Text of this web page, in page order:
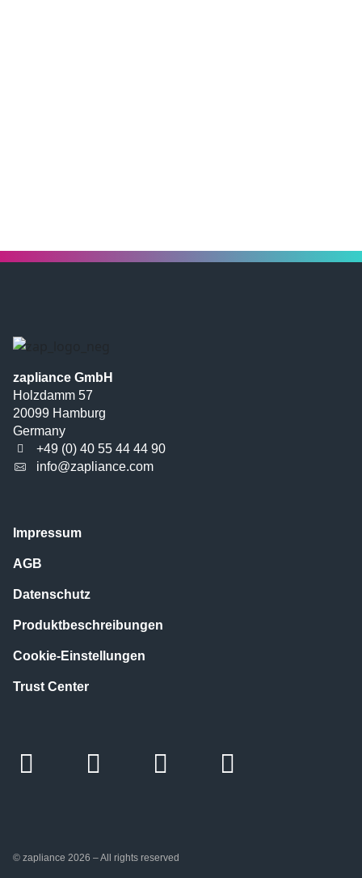
zapliance GmbH
Holzdamm 57
20099 Hamburg
Germany
+49 (0) 40 55 44 44 90
info@zapliance.com
Impressum
AGB
Datenschutz
Produktbeschreibungen
Cookie-Einstellungen
Trust Center
© zapliance 2026 – All rights reserved